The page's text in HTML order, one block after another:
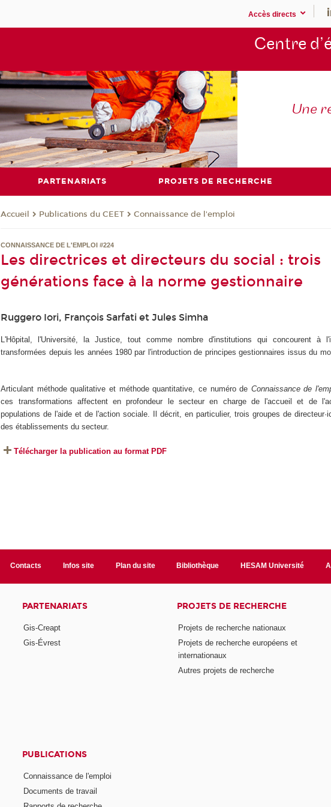
Accès directs
Centre d’é
Une
PARTENARIATS PROJETS DE RECHERCHE
Accueil Publications du CEET Connaissance de l'emploi
CONNAISSANCE DE L'EMPLOI #224
Les directrices et directeurs du social : trois
générations face à la norme gestionnaire
Ruggero Iori, François Sarfati et Jules Simha
L'Hôpital, l'Université, la Justice, tout comme nombre d'institutions qui concourent à
transformées depuis les années 1980 par l'introduction de principes gestionnaires issus du
Articulant méthode qualitative et méthode quantitative, ce numéro de Connaissance de
ces transformations affectent en profondeur le secteur en charge de l'accueil et de
populations de l'aide et de l'action sociale. Il décrit, en particulier, trois groupes de
des établissements du secteur.
Télécharger la publication au format PDF
Contacts Infos site Plan du site Bibliothèque HESAM Université
PARTENARIATS
Gis-Creapt
Gis-Évrest
PROJETS DE RECHERCHE
Projets de recherche nationaux
Projets de recherche européens et
internationaux
Autres projets de recherche
PUBLICATIONS
Connaissance de l'emploi
Documents de travail